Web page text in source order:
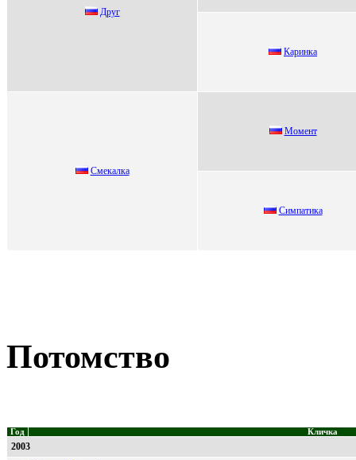
Друг
Каpинка
Cмeкалка
Mомент
Симпaтикa
Потомство
Год Кличка
2003